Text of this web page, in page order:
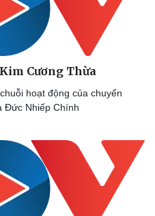
Cương Thừa
hoạt động của chuyến
Đức Nhiếp Chính